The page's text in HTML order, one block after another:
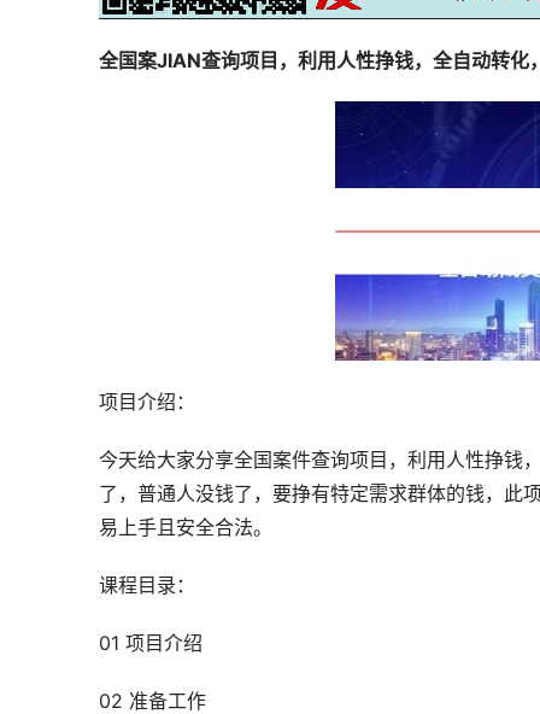
全国案JIAN查询项目，利用人性挣钱，全自动转
项目介绍：
今天给大家分享全国案件查询项目，利用人性挣钱
了，普通人没钱了，要挣有特定需求群体的钱，此
易上手且安全合法。
课程目录：
01 项目介绍
02 准备工作